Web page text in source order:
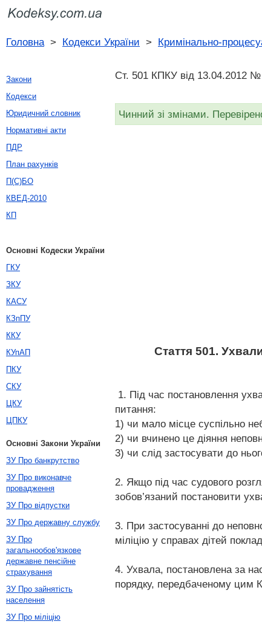
Головна> Кодекси України > Кримінально-
Ст. 501 КПКУ від 13.04.2012
Чинний зі змінами.
Стаття 501.
1. Під час постановлення
питання:
1) чи мало місце суспільно
2) чи вчинено це діяння
3) чи слід застосувати до
2. Якщо під час судового
зобов’язаний постановити
3. При застосуванні до
міліцію у справах дітей
4. Ухвала, постановлена за
порядку, передбаченому цим
Закони
Кодекси
Юридичний словник
Нормативні акти
ПДР
План рахунків
П(С)БО
КВЕД-2010
КП
Основні Кодески України
ГКУ
ЗКУ
КАСУ
КЗпПУ
ККУ
КУпАП
ПКУ
СКУ
ЦКУ
ЦПКУ
Основні Закони України
ЗУ Про банкрутство
ЗУ Про виконавче
провадження
ЗУ Про відпустки
ЗУ Про державну службу
ЗУ Про
загальнообов'язкове
державне пенсійне
страхування
ЗУ Про зайнятість
населення
ЗУ Про міліцію